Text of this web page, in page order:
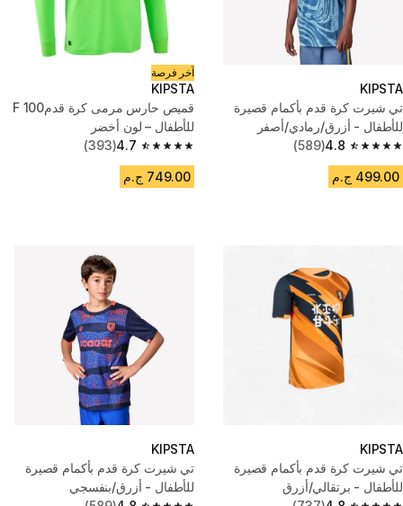
KIPSTA
تي شيرت كرة قدم بأكمام قصيرة
للأطفال - أزرق/رمادي/أصفر
4.8
4.8 out of 5 stars from 589 reviews
(589)
499.00 ج.م
آخر فرصة
KIPSTA
قميص حارس مرمى كرة قدمF 100
للأطفال – لون أخضر
4.7
4.7 out of 5 stars from 393 reviews
(393)
749.00 ج.م
KIPSTA
تي شيرت كرة قدم بأكمام قصيرة
للأطفال - برتقالي/أزرق
KIPSTA
تي شيرت كرة قدم بأكمام قصيرة
للأطفال - أزرق/بنفسجي